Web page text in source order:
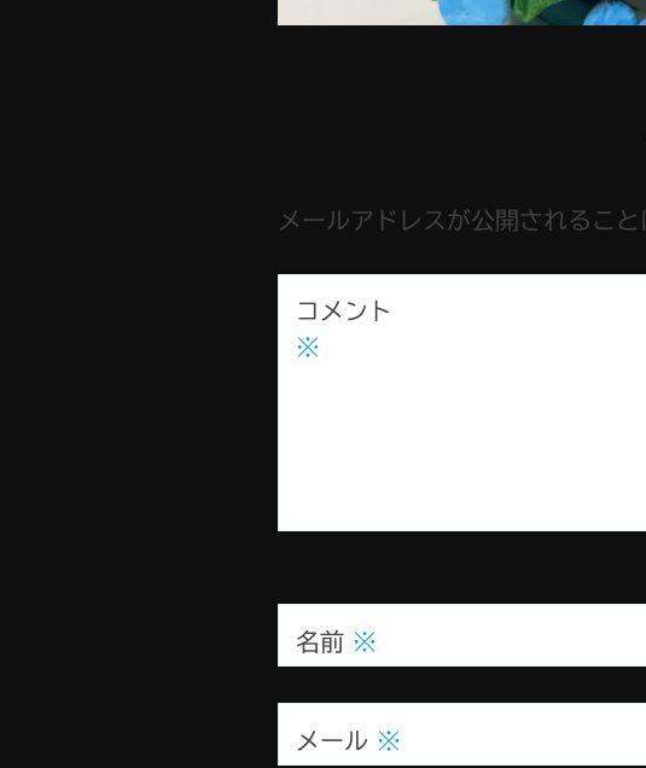
メールアドレスが公開されること
コメント
※
名前 ※
メール ※